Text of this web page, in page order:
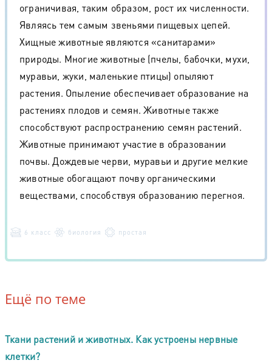
ограничивая, таким образом, рост их численности.
Являясь тем самым звеньями пищевых цепей.
Хищные животные являются «санитарами»
природы. Многие животные (пчелы, бабочки, мухи,
муравьи, жуки, маленькие птицы) опыляют
растения. Опыление обеспечивает образование на
растениях плодов и семян. Животные также
способствуют распространению семян растений.
Животные принимают участие в образовании
почвы. Дождевые черви, муравьи и другие мелкие
животные обогащают почву органическими
веществами, способствуя образованию перегноя.
6 класс биология простая
Ещё по теме
Ткани растений и животных. Как устроены нервные
клетки?